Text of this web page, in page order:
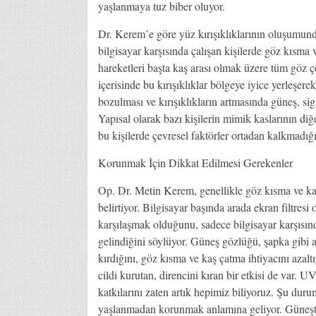
yaşlanmaya tuz biber oluyor.
Dr. Kerem’e göre yüz kırışıklıklarının
bilgisayar karşısında çalışan kişilerde göz
hareketleri başta kaş arası olmak üzere tüm göz
içerisinde bu kırışıklıklar bölgeye iyice
bozulması ve kırışıklıkların artmasında
Yapısal olarak bazı kişilerin mimik kaslarının
bu kişilerde çevresel faktörler ortadan
Korunmak İçin Dikkat Edilmesi Gerekenler
Op. Dr. Metin Kerem, genellikle göz kısma ve
belirtiyor. Bilgisayar başında arada ekran filtresi
karşılaşmak olduğunu, sadece bilgisayar
gelindiğini söylüyor. Güneş gözlüğü, şapka gibi
kırdığını, göz kısma ve kaş çatma ihtiyacını
cildi kurutan, direncini kıran bir etkisi de var. UV
katkılarını zaten artık hepimiz biliyoruz. Şu
yaşlanmadan korunmak anlamına geliyor.